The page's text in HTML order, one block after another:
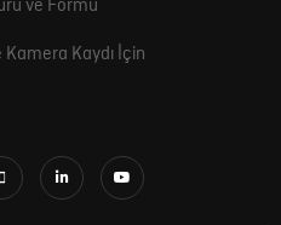
ve Formu
Kaydı İçin